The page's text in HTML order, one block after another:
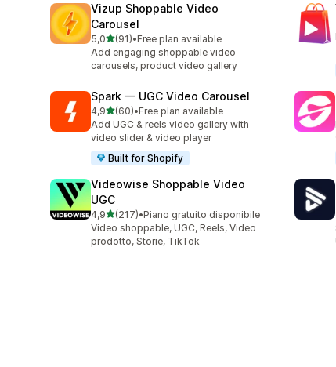
Vizup Shoppable Video
Carousel
5,0stelle su 5
(91)
91 recensioni totali
•Free plan available
Add engaging shoppable video
carousels, product video gallery
Spark — UGC Video Carousel
4,9stelle su 5
(60)
60 recensioni totali
•Free plan available
Add UGC & reels video gallery with
video slider & video player
Built for Shopify
Videowise Shoppable Video
UGC
4,9stelle su 5
(217)
217 recensioni totali
•Piano gratuito disponibile
Video shoppable, UGC, Reels, Video
prodotto, Storie, TikTok